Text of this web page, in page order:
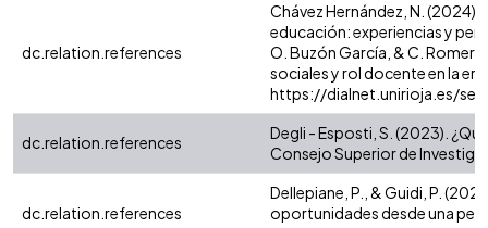
dc.relation.references
Chávez Hernández, N.
educación: experiencias y
O. Buzón García, & C.
sociales y rol docente en la
https://dialnet.unirioja.es/
dc.relation.references
Degli - Esposti, S. (2023).
Consejo Superior de
dc.relation.references
Dellepiane, P., & Guidi, P.
oportunidades desde una